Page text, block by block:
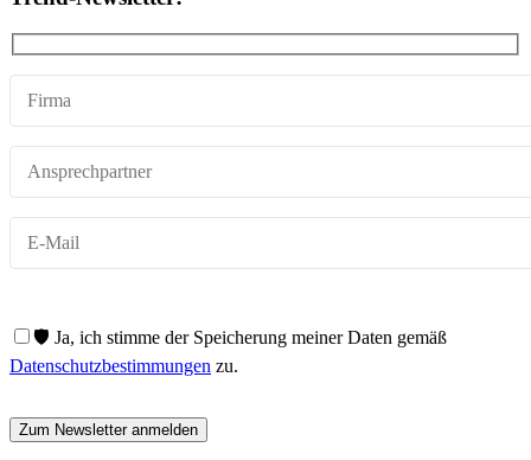
🛡️ Ja, ich stimme der Speicherung meiner Daten gemäß
Datenschutzbestimmungen zu.